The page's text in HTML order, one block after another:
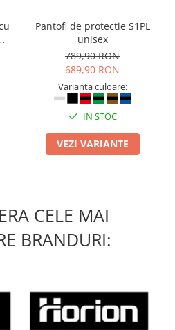
Pantofi de protectie S1PL
unisex
789,90 RON
689,90 RON
Varianta culoare:
IN STOC
VEZI VARIANTE
CELE MAI
BRANDURI: